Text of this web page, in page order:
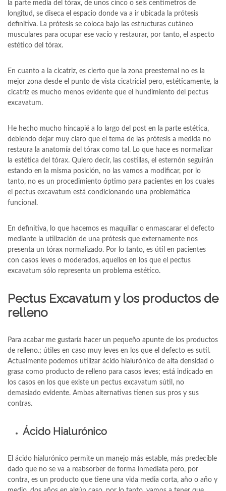
la parte media del tórax, de unos cinco o seis centímetros de
longitud, se diseca el espacio donde va a ir ubicada la prótesis
definitiva. La prótesis se coloca bajo las estructuras cutáneo
musculares para ocupar ese vacío y restaurar, por tanto, el aspecto
estético del tórax.
En cuanto a la cicatriz, es cierto que la zona preesternal no es la
mejor zona desde el punto de vista cicatricial pero, estéticamente, la
cicatriz es mucho menos evidente que el hundimiento del pectus
excavatum.
He hecho mucho hincapié a lo largo del post en la parte estética,
debiendo dejar muy claro que el tema de las prótesis a medida no
restaura la anatomía del tórax como tal. Lo que hace es normalizar
la estética del tórax. Quiero decir, las costillas, el esternón seguirán
estando en la misma posición, no las vamos a modificar, por lo
tanto, no es un procedimiento óptimo para pacientes en los cuales
el pectus excavatum está condicionando una problemática
funcional.
En definitiva, lo que hacemos es maquillar o enmascarar el defecto
mediante la utilización de una prótesis que externamente nos
presenta un tórax normalizado. Por lo tanto, es útil en pacientes
con casos leves o moderados, aquellos en los que el pectus
excavatum sólo representa un problema estético.
Pectus Excavatum y los productos de
relleno
Para acabar me gustaría hacer un pequeño apunte de los productos
de relleno.; útiles en caso muy leves en los que el defecto es sutil.
Actualmente podemos utilizar ácido hialurónico de alta densidad o
grasa como producto de relleno para casos leves; está indicado en
los casos en los que existe un pectus excavatum sútil, no
demasiado evidente. Ambas alternativas tienen sus pros y sus
contras.
Ácido Hialurónico
El ácido hialurónico permite un manejo más estable, más predecible
dado que no se va a reabsorber de forma inmediata pero, por
contra, es un producto que tiene una vida media corta, año o año y